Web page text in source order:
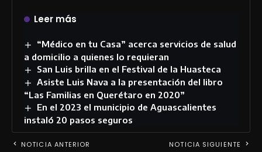
Leer más
“Médico en tu Casa” acerca servicios de salud
a domicilio a quienes lo requieran
San Luis brilla en el Festival de la Huasteca
Asiste Luis Nava a la presentación del libro
“Las Familias en Querétaro en 2020”
En el 2023 el municipio de Aguascalientes
instaló 20 pasos seguros
NOTICIA ANTERIOR NOTICIA SIGUIENTE